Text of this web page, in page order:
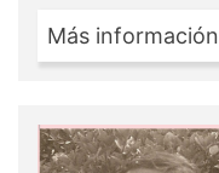
Más información